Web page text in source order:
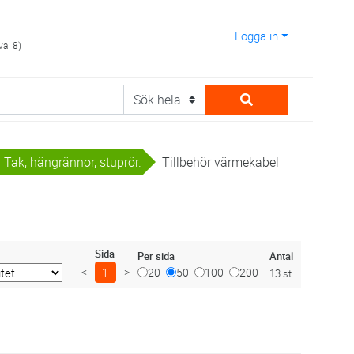
8)
Logga in
hängrännor, stuprör. Tillbehör värmekabel
Sida
< 1 >
Per sida
20 50 100 200
Antal
13 st